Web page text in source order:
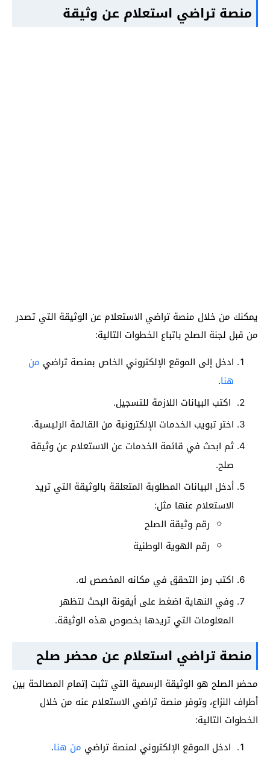
منصة تراضي استعلام عن وثيقة
يمكنك من خلال منصة تراضي الاستعلام عن الوثيقة التي تصدر
من قبل لجنة الصلح باتباع الخطوات التالية:
ادخل إلى الموقع الإلكتروني الخاص بمنصة تراضي من
هنا.
اكتب البيانات اللازمة للتسجيل.
اختر تبويب الخدمات الإلكترونية من القائمة الرئيسية.
ثم ابحث في قائمة الخدمات عن الاستعلام عن وثيقة
صلح.
أدخل البيانات المطلوبة المتعلقة بالوثيقة التي تريد
الاستعلام عنها مثل:
رقم وثيقة الصلح
رقم الهوية الوطنية
اكتب رمز التحقق في مكانه المخصص له.
وفي النهاية اضغط على أيقونة البحث لتظهر
المعلومات التي تريدها بخصوص هذه الوثيقة.
منصة تراضي استعلام عن محضر صلح
محضر الصلح هو الوثيقة الرسمية التي تثبت إتمام المصالحة بين
أطراف النزاع، وتوفر منصة تراضي الاستعلام عنه من خلال
الخطوات التالية:
ادخل الموقع الإلكتروني لمنصة تراضي من هنا.